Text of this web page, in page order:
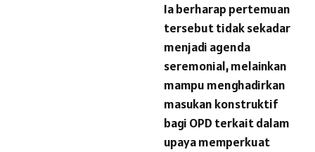
Ia berharap pertemuan
tersebut tidak sekadar
menjadi agenda
seremonial, melainkan
mampu menghadirkan
masukan konstruktif
bagi OPD terkait dalam
upaya memperkuat